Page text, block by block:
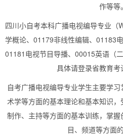
作等等。
四川小自考本科广播电视编导专业
学概论、01179非线性编辑、01183
01181电视节目导播、00015英语（
具体请登录省教育考
自考广播电视编导专业学生主要学
术学等方面的基本理论和基本知识，
制作、主持等方面的基本训练，掌
目、频道等方面